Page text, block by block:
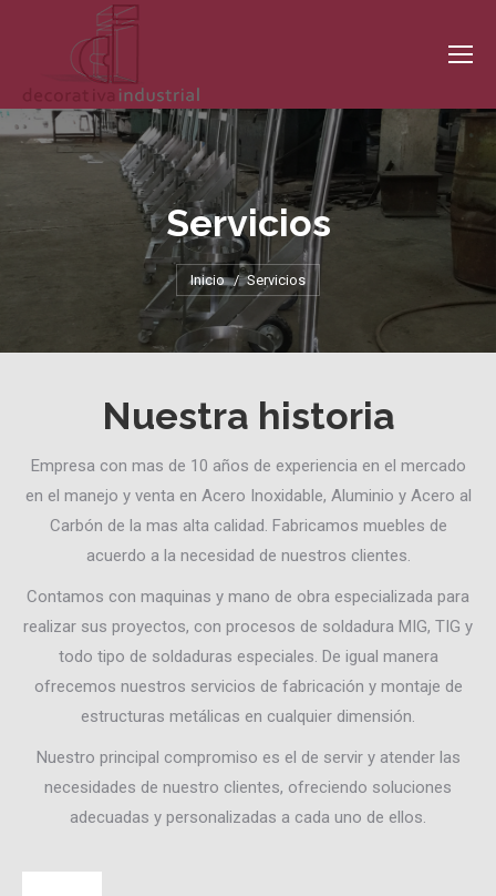
Servicios
Estás aquí:
Inicio Servicios
Nuestra historia
Empresa con mas de 10 años de experiencia en el mercado
en el manejo y venta en Acero Inoxidable, Aluminio y Acero al
Carbón de la mas alta calidad. Fabricamos muebles de
acuerdo a la necesidad de nuestros clientes.
Contamos con maquinas y mano de obra especializada para
realizar sus proyectos, con procesos de soldadura MIG, TIG y
todo tipo de soldaduras especiales. De igual manera
ofrecemos nuestros servicios de fabricación y montaje de
estructuras metálicas en cualquier dimensión.
Nuestro principal compromiso es el de servir y atender las
necesidades de nuestro clientes, ofreciendo soluciones
adecuadas y personalizadas a cada uno de ellos.